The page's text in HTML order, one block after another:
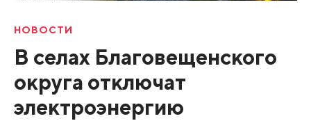
НОВОСТИ
В селах Благовещенского
округа отключат
электроэнергию